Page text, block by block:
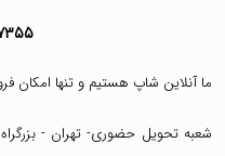
۰۹۹
ما آنلاین شاپ هستیم و تنها امکان
شعبه تحویل حضوری- تهران - بزرگراه